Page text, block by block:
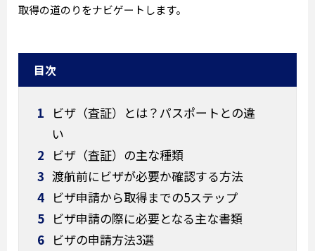
取得の道のりをナビゲートします。
目次
1 ビザ（査証）とは？パスポートとの違
い
2 ビザ（査証）の主な種類
3 渡航前にビザが必要か確認する方法
4 ビザ申請から取得までの5ステップ
5 ビザ申請の際に必要となる主な書類
6 ビザの申請方法3選